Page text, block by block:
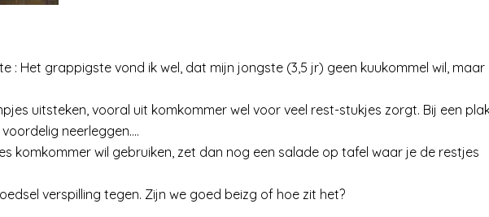
: Het grappigste vond ik wel, dat mijn jongste (3,5 jr) geen kuukommel wil, maar
uitsteken, vooral uit komkommer wel voor veel rest-stukjes zorgt. Bij een
neerleggen….
komkommer wil gebruiken, zet dan nog een salade op tafel waar je de restjes
verspilling tegen. Zijn we goed beizg of hoe zit het?